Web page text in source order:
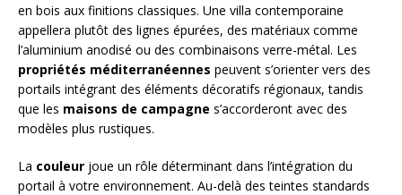
en bois aux finitions classiques. Une villa contemporaine
appellera plutôt des lignes épurées, des matériaux comme
l’aluminium anodisé ou des combinaisons verre-métal. Les
propriétés méditerranéennes peuvent s’orienter vers des
portails intégrant des éléments décoratifs régionaux, tandis
que les maisons de campagne s’accorderont avec des
modèles plus rustiques.
La couleur joue un rôle déterminant dans l’intégration du
portail à votre environnement. Au-delà des teintes standards